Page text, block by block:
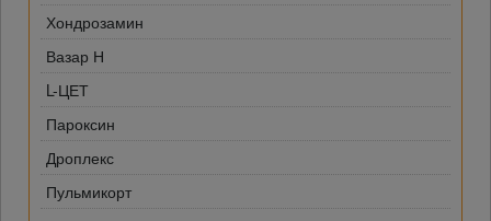
Хондрозамин
Вазар Н
L-ЦЕТ
Пароксин
Дроплекс
Пульмикорт